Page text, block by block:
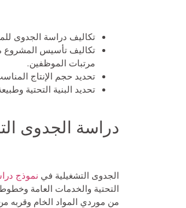
تكاليف دراسة الجدوى
تكاليف تأسيس المشروع
مرتبات الموظفين.
تحديد حجم الإنتاج
تحديد البنية التحتية
دراسة الجدوى
الجدوى التشغيلية في نموذج
التحتية والخدمات العامة
من موردي المواد الخام وقربه